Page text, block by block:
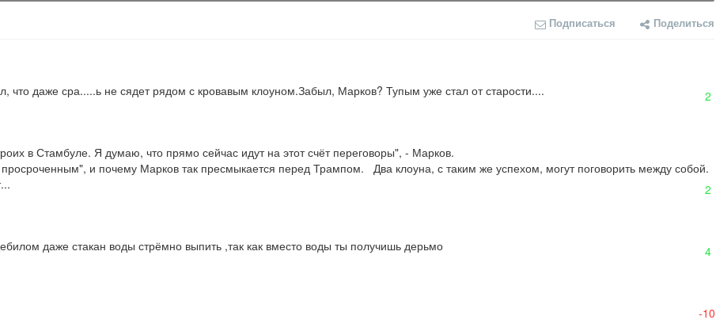
Подписаться Поделиться
даже сра.....ь не сядет рядом с кровавым клоуном.Забыл, Марков? Тупым уже стал от старости.... 2
в Стамбуле. Я думаю, что прямо сейчас идут на этот счёт переговоры", - Марков.
2
даже стакан воды стрёмно выпить ,так как вместо воды ты получишь дерьмо 4
-10